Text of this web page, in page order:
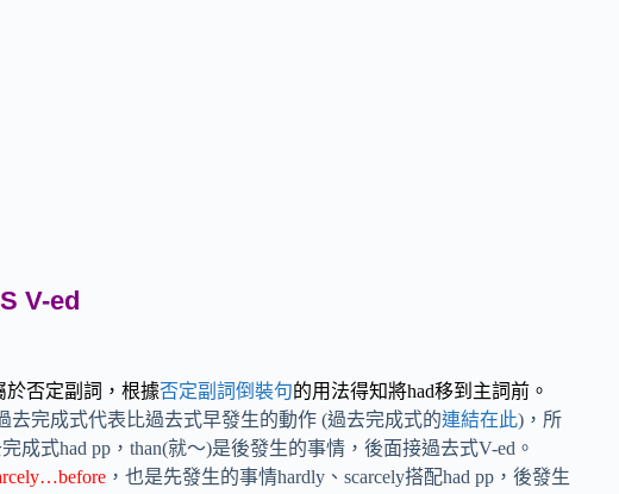
V-ed
於否定副詞，根據否定副詞倒裝句的用法得知將had移到主詞前。
完成式代表比過去式早發生的動作 (過去完成式的連結在此)，所
成式had pp，than(就～)是後發生的事情，後面接過去式V-ed。
，也是先發生的事情hardly、scarcely搭配had pp，後發生